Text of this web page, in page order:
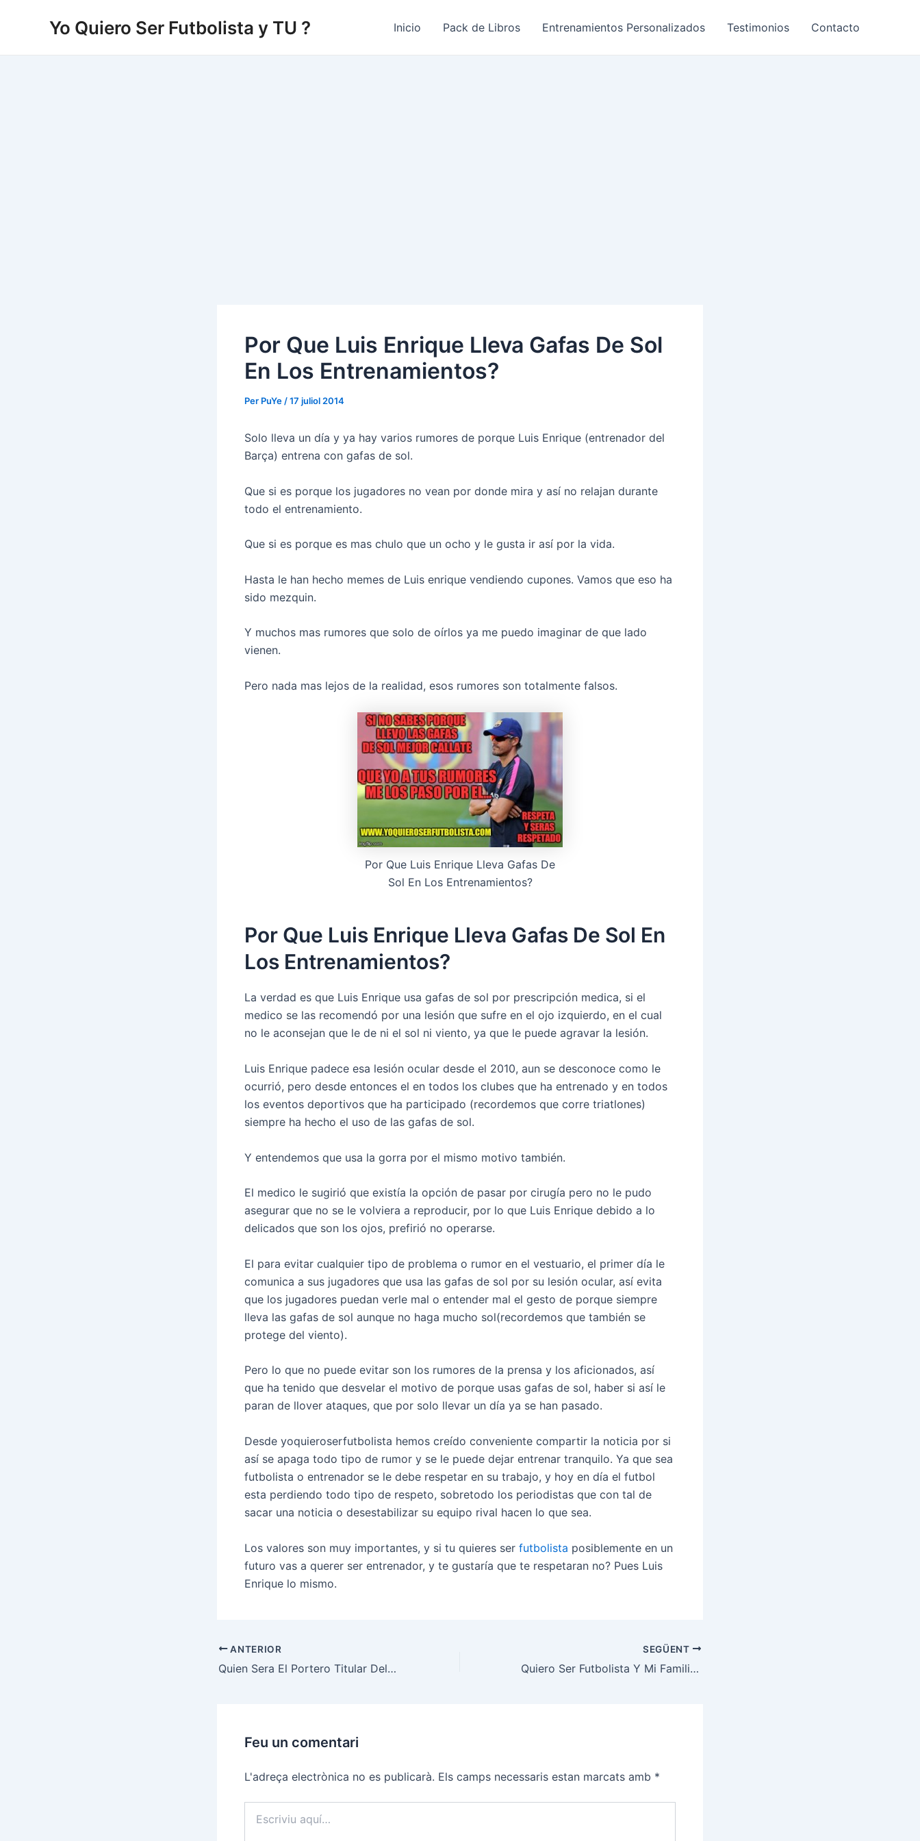
Yo Quiero Ser Futbolista y TU ? Inicio Pack de Libros Entrenamientos Personalizados Testimonios Contacto
Por Que Luis Enrique Lleva Gafas De Sol
En Los Entrenamientos?
Per PuYe /17 juliol 2014
Solo lleva un día y ya hay varios rumores de porque Luis Enrique (entrenador del
Barça) entrena con gafas de sol.
Que si es porque los jugadores no vean por donde mira y así no relajan durante
todo el entrenamiento.
Que si es porque es mas chulo que un ocho y le gusta ir así por la vida.
Hasta le han hecho memes de Luis enrique vendiendo cupones. Vamos que eso ha
sido mezquin.
Y muchos mas rumores que solo de oírlos ya me puedo imaginar de que lado
vienen.
Pero nada mas lejos de la realidad, esos rumores son totalmente falsos.
Por Que Luis Enrique Lleva Gafas De
Sol En Los Entrenamientos?
Por Que Luis Enrique Lleva Gafas De Sol En
Los Entrenamientos?
La verdad es que Luis Enrique usa gafas de sol por prescripción medica, si el
medico se las recomendó por una lesión que sufre en el ojo izquierdo, en el cual
no le aconsejan que le de ni el sol ni viento, ya que le puede agravar la lesión.
Luis Enrique padece esa lesión ocular desde el 2010, aun se desconoce como le
ocurrió, pero desde entonces el en todos los clubes que ha entrenado y en todos
los eventos deportivos que ha participado (recordemos que corre triatlones)
siempre ha hecho el uso de las gafas de sol.
Y entendemos que usa la gorra por el mismo motivo también.
El medico le sugirió que existía la opción de pasar por cirugía pero no le pudo
asegurar que no se le volviera a reproducir, por lo que Luis Enrique debido a lo
delicados que son los ojos, prefirió no operarse.
El para evitar cualquier tipo de problema o rumor en el vestuario, el primer día le
comunica a sus jugadores que usa las gafas de sol por su lesión ocular, así evita
que los jugadores puedan verle mal o entender mal el gesto de porque siempre
lleva las gafas de sol aunque no haga mucho sol(recordemos que también se
protege del viento).
Pero lo que no puede evitar son los rumores de la prensa y los aficionados, así
que ha tenido que desvelar el motivo de porque usas gafas de sol, haber si así le
paran de llover ataques, que por solo llevar un día ya se han pasado.
Desde yoquieroserfutbolista hemos creído conveniente compartir la noticia por si
así se apaga todo tipo de rumor y se le puede dejar entrenar tranquilo. Ya que sea
futbolista o entrenador se le debe respetar en su trabajo, y hoy en día el futbol
esta perdiendo todo tipo de respeto, sobretodo los periodistas que con tal de
sacar una noticia o desestabilizar su equipo rival hacen lo que sea.
Los valores son muy importantes, y si tu quieres ser futbolista posiblemente en un
futuro vas a querer ser entrenador, y te gustaría que te respetaran no? Pues Luis
Enrique lo mismo.
Navegació
d'entrades
ANTERIOR
Quien Sera El Portero Titular Del Barça ¿Marc Ter Stegen o Claudio Bravo?
SEGÜENT
Quiero Ser Futbolista Y Mi Familia No Me Apoya 1 PARTE
Feu un comentari
L'adreça electrònica no es publicarà. Els camps necessaris estan marcats amb *
aquí…